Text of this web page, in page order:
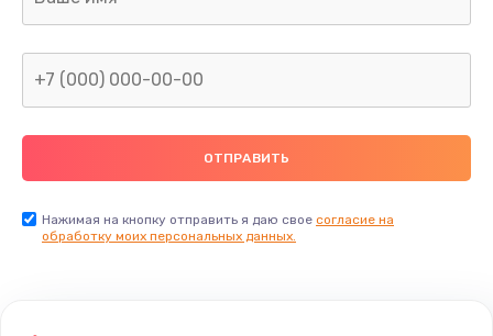
Нажимая на кнопку отправить я даю свое согласие на
обработку моих персональных данных.